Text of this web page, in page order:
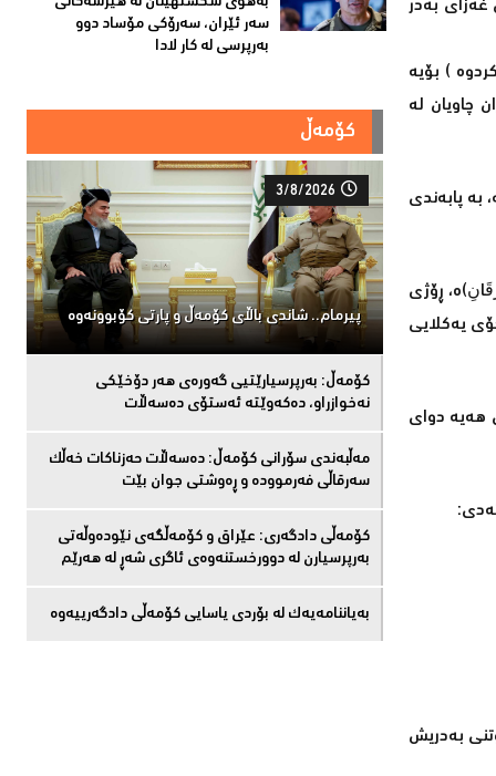
غەزای بەدر
) بۆیە
چاویان لە
پابەندی
ڕۆژی
یەکلایی
ھەیە دوای
بەدریش
سەر ئێران، سەرۆكی مۆساد دوو
بەرپرسی لە كار لادا
کۆمەڵ
3/8/2026
پیرمام.. شاندی باڵای كۆمه‌ڵ و پارتی كۆبوونه‌وه‌
كۆمەڵ: بەرپرسیارێتیی گەورەی هەر دۆخێکی
نەخوازراو، دەكەوێتە ئەستۆی دەسەڵات
مەڵبەندى سۆرانى کۆمەڵ: دەسەڵات حەزناکات خەڵک
سەرقاڵى فەرموودە و ڕەوشتى جوان بێت
کۆمەڵى دادگەرى: عێراق و كۆمەڵگەی نێودەوڵەتی
بەرپرسیارن لە دوورخستنەوەى ئاگری شەڕ لە هەرێم
بەیاننامەیەک لە بۆردی یاسایی کۆمەڵی دادگەرییەوە